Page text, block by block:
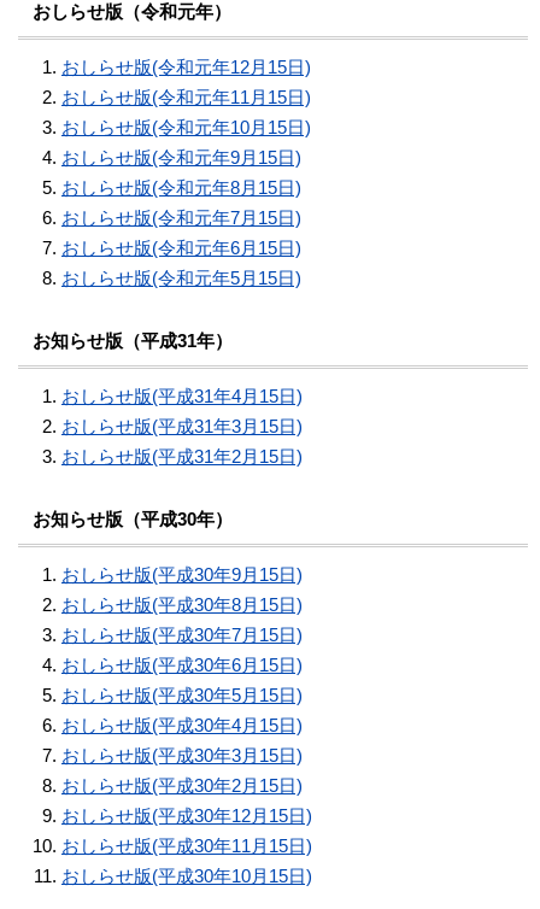
おしらせ版（令和元年）
おしらせ版(令和元年12月15日)
おしらせ版(令和元年11月15日)
おしらせ版(令和元年10月15日)
おしらせ版(令和元年9月15日)
おしらせ版(令和元年8月15日)
おしらせ版(令和元年7月15日)
おしらせ版(令和元年6月15日)
おしらせ版(令和元年5月15日)
お知らせ版（平成31年）
おしらせ版(平成31年4月15日)
おしらせ版(平成31年3月15日)
おしらせ版(平成31年2月15日)
お知らせ版（平成30年）
おしらせ版(平成30年9月15日)
おしらせ版(平成30年8月15日)
おしらせ版(平成30年7月15日)
おしらせ版(平成30年6月15日)
おしらせ版(平成30年5月15日)
おしらせ版(平成30年4月15日)
おしらせ版(平成30年3月15日)
おしらせ版(平成30年2月15日)
おしらせ版(平成30年12月15日)
おしらせ版(平成30年11月15日)
おしらせ版(平成30年10月15日)